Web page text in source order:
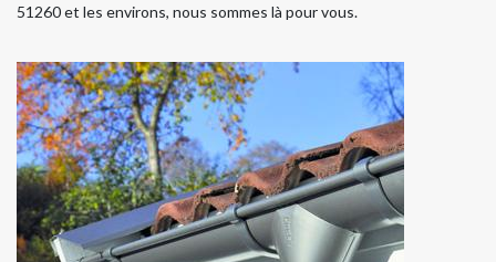
51260 et les environs, nous sommes là pour vous.